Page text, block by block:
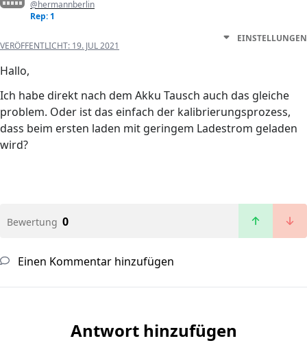
@hermannberlin
Rep: 1
VERÖFFENTLICHT: 19. JUL 2021
EINSTELLUNGEN
Hallo,
Ich habe direkt nach dem Akku Tausch auch das gleiche
problem. Oder ist das einfach der kalibrierungsprozess,
dass beim ersten laden mit geringem Ladestrom geladen
wird?
Bewertung 0
Einen Kommentar hinzufügen
Antwort hinzufügen